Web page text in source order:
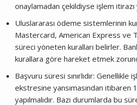
onaylamadan çekildiyse işlem itirazı
Uluslararası ödeme sistemlerinin
Mastercard, American Express ve
süreci yöneten kuralları belirler.
kurallara göre hareket etmek
Başvuru süresi sınırlıdır: Genellikle
ekstresine yansımasından itibaren
yapılmalıdır. Bazı durumlarda bu